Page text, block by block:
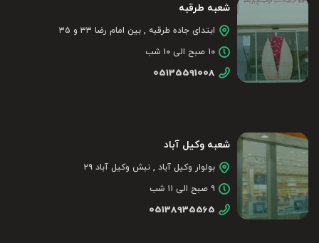
شعبه طرقبه
ابتدای جاده طرقبه , بین امام رضا ۳۳ و ۳۵
۱۰ صبح الی ۱۰ شب
05135591008
شعبه وکیل آباد
بولوار وکیل آباد , نبش وکیل آباد ۲۹
۹ صبح الی ۱۱ شب
05138935565